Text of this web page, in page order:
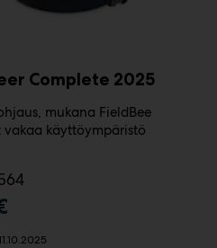
Complete 2025
mukana FieldBee
vakaa käyttöympäristö